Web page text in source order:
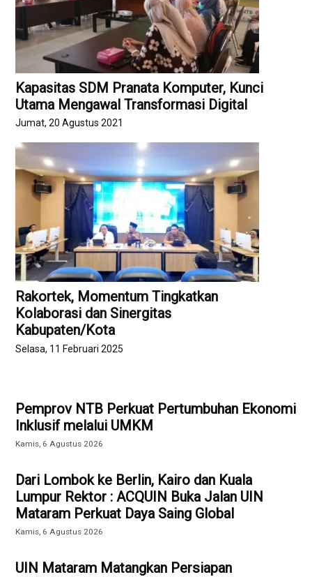
Kapasitas SDM Pranata Komputer, Kunci
Utama Mengawal Transformasi Digital
Jumat, 20 Agustus 2021
Rakortek, Momentum Tingkatkan
Kolaborasi dan Sinergitas
Kabupaten/Kota
Selasa, 11 Februari 2025
Pemprov NTB Perkuat Pertumbuhan Ekonomi
Inklusif melalui UMKM
Kamis, 6 Agustus 2026
Dari Lombok ke Berlin, Kairo dan Kuala
Lumpur Rektor : ACQUIN Buka Jalan UIN
Mataram Perkuat Daya Saing Global
Kamis, 6 Agustus 2026
UIN Mataram Matangkan Persiapan